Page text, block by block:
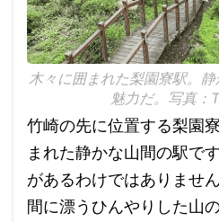
木々に囲まれた梨園寮駅。
魅力だ。写真：
竹崎の先に位置する梨園
まれた静かな山間の駅で
があるわけではありませ
間に漂うひんやりした山